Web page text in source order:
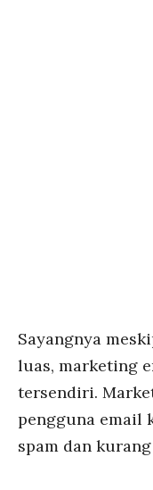
Sayangnya
luas, marketing
tersendiri.
pengguna email
spam dan